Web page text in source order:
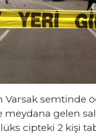
Varsak semtinde
gelen
lüks cipteki 2 kişi